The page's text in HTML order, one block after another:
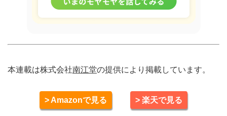
本連載は株式会社南江堂の提供により掲載しています。
> Amazonで見る > 楽天で見る